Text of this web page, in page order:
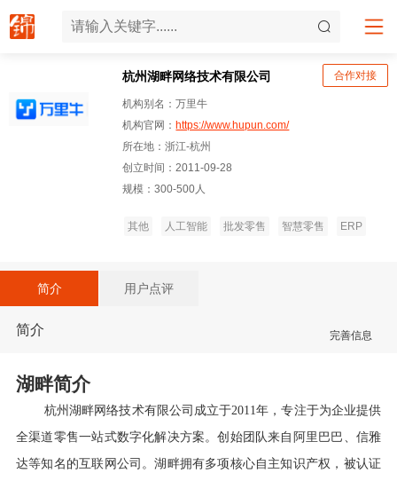
杭州湖畔网络技术有限公司
机构别名：万里牛
机构官网： https://www.hupun.com/
所在地：浙江-杭州
创立时间：2011-09-28
规模：300-500人
其他 人工智能 批发零售 智慧零售 ERP
合作对接
简介 用户点评
简介 完善信息
湖畔简介
杭州湖畔网络技术有限公司成立于2011年，专注于为企业提供
全渠道零售一站式数字化解决方案。创始团队来自阿里巴巴、信雅
达等知名的互联网公司。湖畔拥有多项核心自主知识产权，被认证